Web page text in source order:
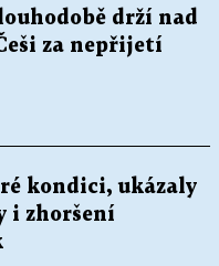
drží nad
za nepřijetí
kondici, ukázaly
i zhoršení